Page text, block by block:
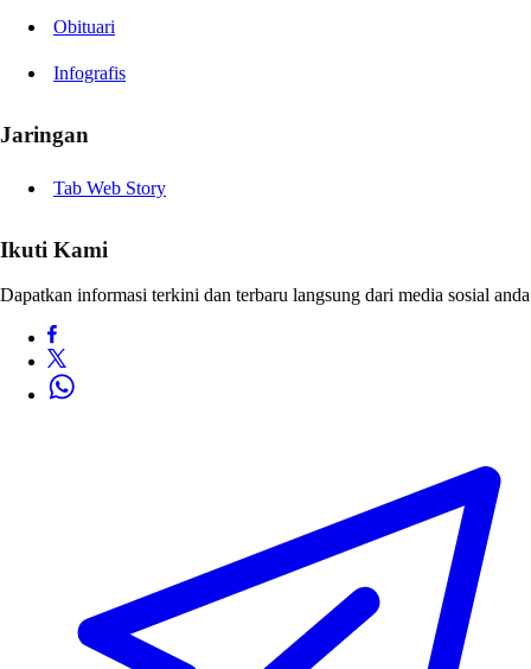
Obituari
Infografis
Jaringan
Tab Web Story
Ikuti Kami
Dapatkan informasi terkini dan terbaru langsung dari media sosial anda